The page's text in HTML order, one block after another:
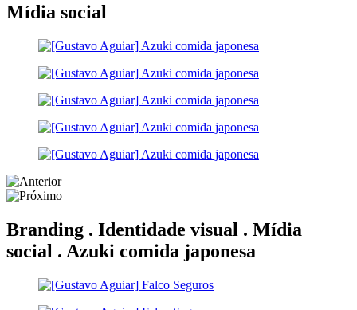
Mídia social
Branding . Identidade visual . Mídia
social . Azuki comida japonesa